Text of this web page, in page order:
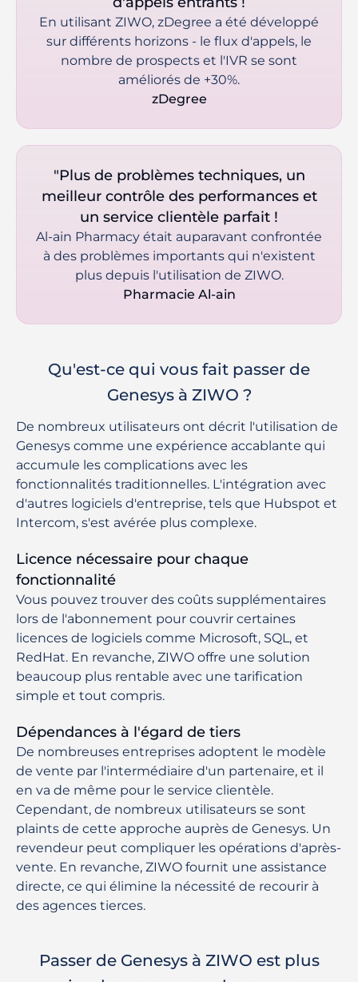
En utilisant ZIWO, zDegree a été développé
sur différents horizons - le flux d'appels, le
nombre de prospects et l'IVR se sont
améliorés de +30%.
zDegree
"Plus de problèmes techniques, un
meilleur contrôle des performances et
un service clientèle parfait !
Al-ain Pharmacy était auparavant confrontée
à des problèmes importants qui n'existent
plus depuis l'utilisation de ZIWO.
Pharmacie Al-ain
Qu'est-ce qui vous fait passer de
Genesys à ZIWO ?
De nombreux utilisateurs ont décrit l'utilisation de
Genesys comme une expérience accablante qui
accumule les complications avec les
fonctionnalités traditionnelles. L'intégration avec
d'autres logiciels d'entreprise, tels que Hubspot et
Intercom, s'est avérée plus complexe.
Licence nécessaire pour chaque
fonctionnalité
Vous pouvez trouver des coûts supplémentaires
lors de l'abonnement pour couvrir certaines
licences de logiciels comme Microsoft, SQL, et
RedHat. En revanche, ZIWO offre une solution
beaucoup plus rentable avec une tarification
simple et tout compris.
Dépendances à l'égard de tiers
De nombreuses entreprises adoptent le modèle
de vente par l'intermédiaire d'un partenaire, et il
en va de même pour le service clientèle.
Cependant, de nombreux utilisateurs se sont
plaints de cette approche auprès de Genesys. Un
revendeur peut compliquer les opérations d'après-
vente. En revanche, ZIWO fournit une assistance
directe, ce qui élimine la nécessité de recourir à
des agences tierces.
Passer de Genesys à ZIWO est plus